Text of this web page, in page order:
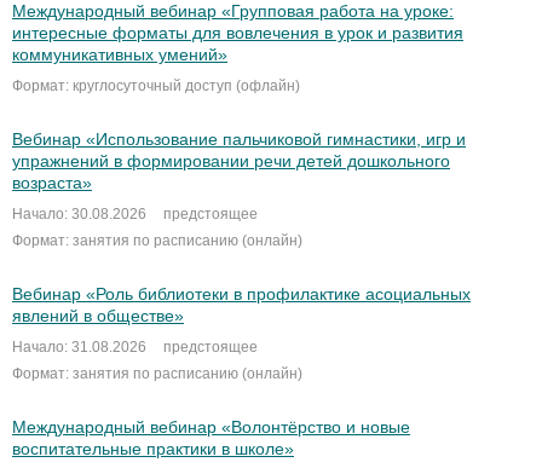
Международный вебинар «Групповая работа на уроке:
интересные форматы для вовлечения в урок и развития
коммуникативных умений»
Формат: круглосуточный доступ (офлайн)
Вебинар «Использование пальчиковой гимнастики, игр и
упражнений в формировании речи детей дошкольного
возраста»
Начало: 30.08.2026
предстоящее
Формат: занятия по расписанию (онлайн)
Вебинар «Роль библиотеки в профилактике асоциальных
явлений в обществе»
Начало: 31.08.2026
предстоящее
Формат: занятия по расписанию (онлайн)
Международный вебинар «Волонтёрство и новые
воспитательные практики в школе»